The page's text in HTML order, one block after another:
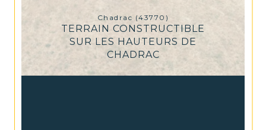
Chadrac (43770)
TERRAIN CONSTRUCTIBLE
SUR LES HAUTEURS DE
CHADRAC